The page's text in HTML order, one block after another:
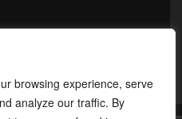
browsing experience, serve
analyze our traffic. By